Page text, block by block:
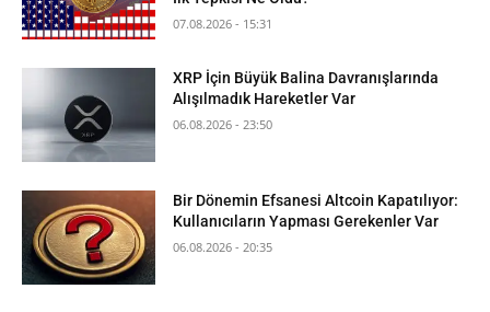
07.08.2026 - 15:31
XRP İçin Büyük Balina Davranışlarında
Alışılmadık Hareketler Var
06.08.2026 - 23:50
Bir Dönemin Efsanesi Altcoin Kapatılıyor:
Kullanıcıların Yapması Gerekenler Var
06.08.2026 - 20:35